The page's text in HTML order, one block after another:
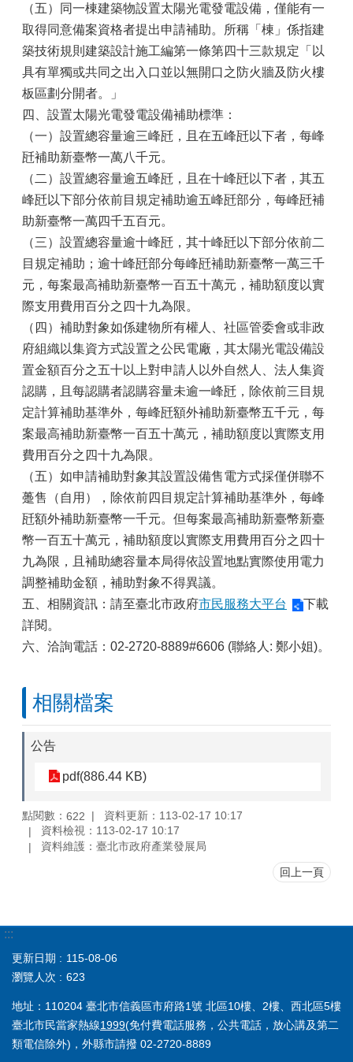
（五）同一棟建築物設置太陽光電發電設備，僅能有一
取得同意備案資格者提出申請補助。所稱「棟」係指建
築技術規則建築設計施工編第一條第四十三款規定「以
具有單獨或共同之出入口並以無開口之防火牆及防火樓
板區劃分開者。」
四、設置太陽光電發電設備補助標準：
（一）設置總容量逾三峰瓩，且在五峰瓩以下者，每峰
瓩補助新臺幣一萬八千元。
（二）設置總容量逾五峰瓩，且在十峰瓩以下者，其五
峰瓩以下部分依前目規定補助逾五峰瓩部分，每峰瓩補
助新臺幣一萬四千五百元。
（三）設置總容量逾十峰瓩，其十峰瓩以下部分依前二
目規定補助；逾十峰瓩部分每峰瓩補助新臺幣一萬三千
元，每案最高補助新臺幣一百五十萬元，補助額度以實
際支用費用百分之四十九為限。
（四）補助對象如係建物所有權人、社區管委會或非政
府組織以集資方式設置之公民電廠，其太陽光電設備設
置金額百分之五十以上對申請人以外自然人、法人集資
認購，且每認購者認購容量未逾一峰瓩，除依前三目規
定計算補助基準外，每峰瓩額外補助新臺幣五千元，每
案最高補助新臺幣一百五十萬元，補助額度以實際支用
費用百分之四十九為限。
（五）如申請補助對象其設置設備售電方式採僅併聯不
躉售（自用），除依前四目規定計算補助基準外，每峰
瓩額外補助新臺幣一千元。但每案最高補助新臺幣新臺
幣一百五十萬元，補助額度以實際支用費用百分之四十
九為限，且補助總容量本局得依設置地點實際使用電力
調整補助金額，補助對象不得異議。
五、相關資訊：請至臺北市政府市民服務大平台
下載
詳閱。
六、洽詢電話：02-2720-8889#6606 (聯絡人: 鄭小姐)。
相關檔案
公告
pdf(886.44 KB)
點閱數： 622
資料更新：113-02-17 10:17
資料檢視：113-02-17 10:17
資料維護：臺北市政府產業發展局
回上一頁
:::
更新日期
115-08-06
瀏覽人次
623
地址：110204 臺北市信義區市府路1號 北區10樓、2樓、西北區5樓
臺北市民當家熱線1999(免付費電話服務，公共電話，放心講及第二
類電信除外)，外縣市請撥 02-2720-8889